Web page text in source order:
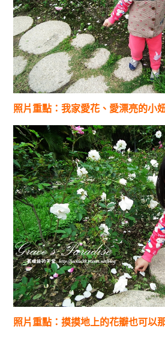
照片重點：我家愛花、愛漂亮的小
照片重點：摸摸地上的花瓣也可以